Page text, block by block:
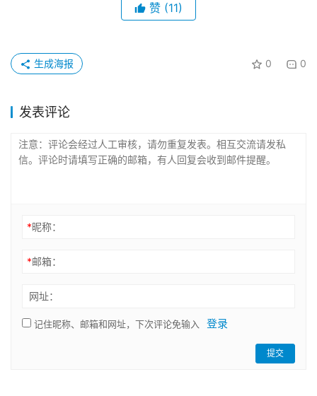
赞 (11)
0 0
生成海报
发表评论
*昵称：
*邮箱：
网址：
记住昵称、邮箱和网址，下次评论免输入 登录
提交